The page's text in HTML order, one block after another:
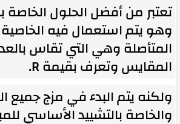
تعتبر من أفضل الحلول الخاصة
وهو يتم استعمال فيه الخاصية
المتأصلة وهي التي تقاس
المقايس وتعرف بقيمة R.
ولكنه يتم البدء في مزج جميع
والخاصة بالتشييد الأساسي